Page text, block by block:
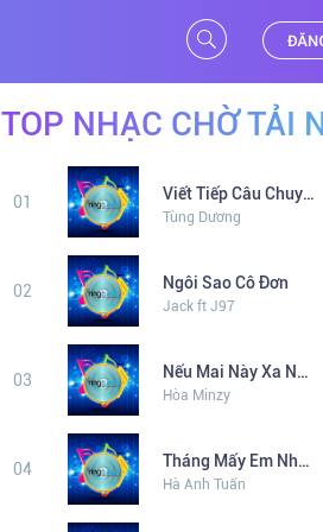
TOP NHẠC CHỜ TẢI
01 Viết Tiếp Câu Chuyện Hòa Bình 2
Tùng Dương
02 Ngôi Sao Cô Đơn
Jack ft J97
03 Nếu Mai Này Xa Nhau
Hòa Minzy
04 Tháng Mấy Em Nhớ Anh
Hà Anh Tuấn